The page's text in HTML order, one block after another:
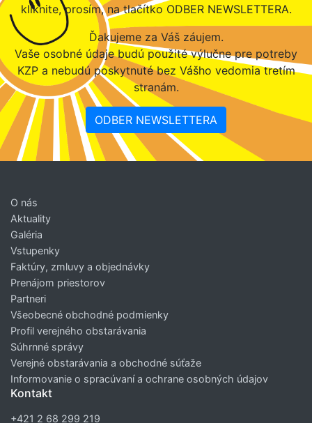
kliknite, prosím, na tlačítko ODBER NEWSLETTERA.
Ďakujeme za Váš záujem.
Vaše osobné údaje budú použité výlučne pre potreby
KZP a nebudú poskytnuté bez Vášho vedomia tretím
stranám.
ODBER NEWSLETTERA
O nás
Aktuality
Galéria
Vstupenky
Faktúry, zmluvy a objednávky
Prenájom priestorov
Partneri
Všeobecné obchodné podmienky
Profil verejného obstarávania
Súhrnné správy
Verejné obstarávania a obchodné súťaže
Informovanie o spracúvaní a ochrane osobných údajov
Kontakt
+421 2 68 299 219